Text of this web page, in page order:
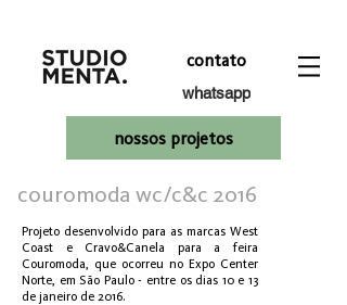
contato
whatsapp
nossos projetos
couromoda wc/c&c 2016
Projeto desenvolvido para as marcas West
Coast e Cravo&Canela para a feira
Couromoda, que ocorreu no Expo Center
Norte, em São Paulo - entre os dias 10 e 13
de janeiro de 2016.